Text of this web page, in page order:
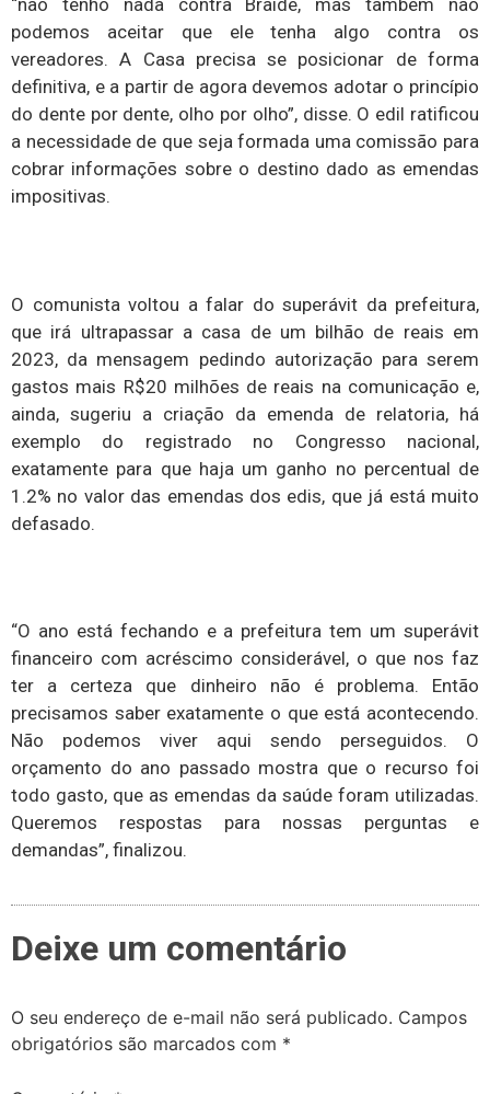
podemos aceitar que ele tenha algo contra os
vereadores. A Casa precisa se posicionar de forma
definitiva, e a partir de agora devemos adotar o princípio
do dente por dente, olho por olho”, disse. O edil ratificou
a necessidade de que seja formada uma comissão para
cobrar informações sobre o destino dado as emendas
impositivas.
O comunista voltou a falar do superávit da prefeitura,
que irá ultrapassar a casa de um bilhão de reais em
2023, da mensagem pedindo autorização para serem
gastos mais R$20 milhões de reais na comunicação e,
ainda, sugeriu a criação da emenda de relatoria, há
exemplo do registrado no Congresso nacional,
exatamente para que haja um ganho no percentual de
1.2% no valor das emendas dos edis, que já está muito
defasado.
“O ano está fechando e a prefeitura tem um superávit
financeiro com acréscimo considerável, o que nos faz
ter a certeza que dinheiro não é problema. Então
precisamos saber exatamente o que está acontecendo.
Não podemos viver aqui sendo perseguidos. O
orçamento do ano passado mostra que o recurso foi
todo gasto, que as emendas da saúde foram utilizadas.
Queremos respostas para nossas perguntas e
demandas”, finalizou.
Deixe um comentário
O seu endereço de e-mail não será publicado. Campos
obrigatórios são marcados com *